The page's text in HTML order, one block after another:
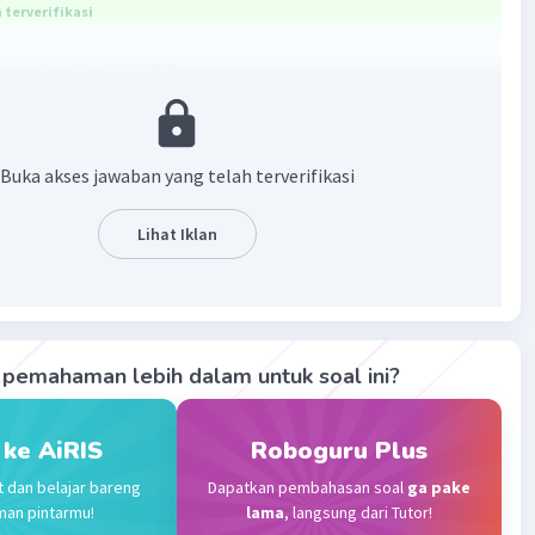
terverifikasi
suhu dalam 1 jam = 18° : 2 = 9°C
Level 66
07:51
menurun setiap 1 jam
Buka akses jawaban yang telah terverifikasi
Lihat Iklan
lebih dalam untuk soal ini?
AiRIS
dan belajar bareng
pintarmu!
Roboguru Plus
Dapatkan pembahasan soal ga pake
lama, langsung dari Tutor!